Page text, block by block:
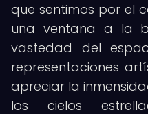
que sentimos por el
una ventana a la
vastedad del
representaciones
apreciar la
los cielos